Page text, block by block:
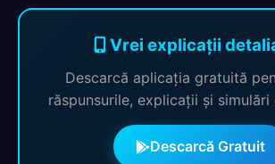
Vrei explicații
Descarcă aplicația gratuită
răspunsurile, explicații și simulări
Descarcă Gratuit